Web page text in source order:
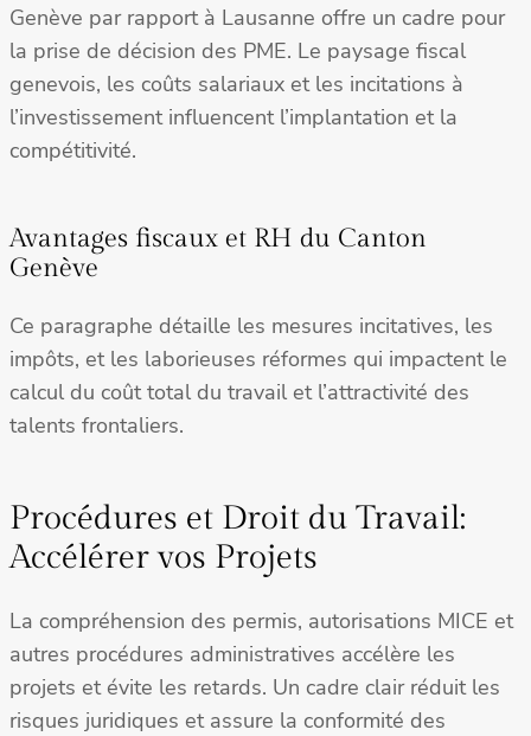
Genève par rapport à Lausanne offre un cadre pour
la prise de décision des PME. Le paysage fiscal
genevois, les coûts salariaux et les incitations à
l’investissement influencent l’implantation et la
compétitivité.
Avantages fiscaux et RH du Canton
Genève
Ce paragraphe détaille les mesures incitatives, les
impôts, et les laborieuses réformes qui impactent le
calcul du coût total du travail et l’attractivité des
talents frontaliers.
Procédures et Droit du Travail:
Accélérer vos Projets
La compréhension des permis, autorisations MICE et
autres procédures administratives accélère les
projets et évite les retards. Un cadre clair réduit les
risques juridiques et assure la conformité des